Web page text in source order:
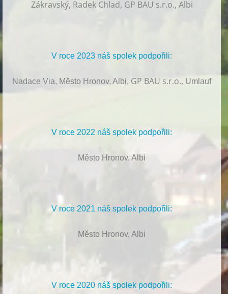
Zákravský, Radek Chlad, GP BAU s.r.o., Albi
V roce 2023 náš spolek podpořili:
Nadace Via, Město Hronov, Albi, GP BAU s.r.o., Umlauf
V roce 2022 náš spolek podpořili:
Město Hronov, Albi
V roce 2021 náš spolek podpořili:
Město Hronov, Albi
V roce 2020 náš spolek podpořili: